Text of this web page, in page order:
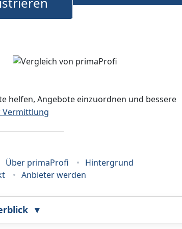
helfen, Angebote einzuordnen und bessere
Vermittlung
Über primaProfi
Hintergrund
Anbieter werden
▾